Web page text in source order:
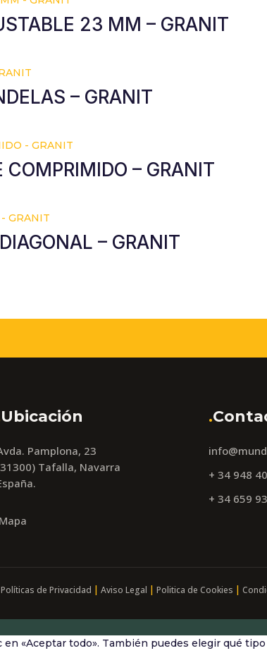
23 MM – GRANIT
– GRANIT
COMPRIMIDO – GRANIT
– GRANIT
Ubicación
Pamplona, 23
Tafalla, Navarra
.
+ 34 948
+ 34 659
Políticas de Privacidad | Aviso Legal | Politica de Cookies |
«Aceptar todo». También puedes elegir qué